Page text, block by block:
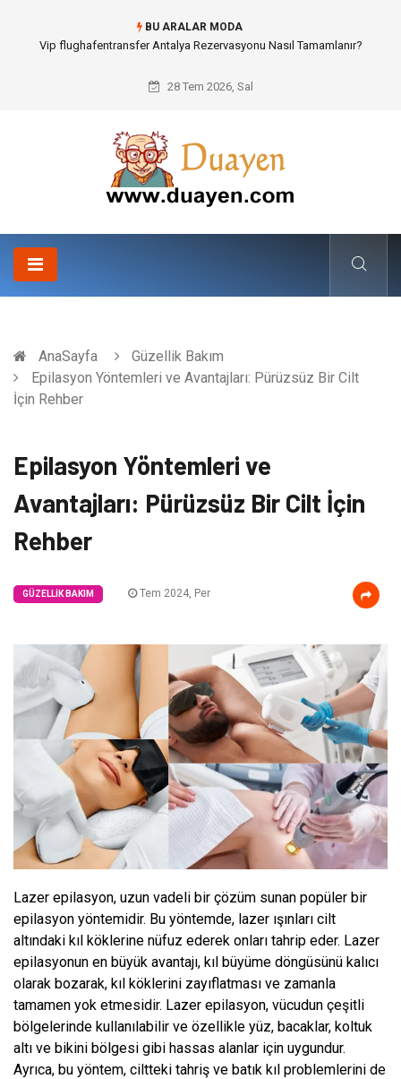
BU ARALAR MODA
Osb Sandık ve Endüstriyel Makine Parçalarının Modüler Transferi
28 Tem 2026, Sal
AnaSayfa
Güzellik Bakım
Epilasyon Yöntemleri ve Avantajları: Pürüzsüz Bir Cilt
İçin Rehber
Epilasyon Yöntemleri ve
Avantajları: Pürüzsüz Bir Cilt İçin
Rehber
GÜZELLIK BAKIM Tem 2024, Per
Lazer epilasyon, uzun vadeli bir çözüm sunan popüler bir
epilasyon yöntemidir. Bu yöntemde, lazer ışınları cilt
altındaki kıl köklerine nüfuz ederek onları tahrip eder. Lazer
epilasyonun en büyük avantajı, kıl büyüme döngüsünü kalıcı
olarak bozarak, kıl köklerini zayıflatması ve zamanla
tamamen yok etmesidir. Lazer epilasyon, vücudun çeşitli
bölgelerinde kullanılabilir ve özellikle yüz, bacaklar, koltuk
altı ve bikini bölgesi gibi hassas alanlar için uygundur.
Ayrıca, bu yöntem, ciltteki tahriş ve batık kıl problemlerini de